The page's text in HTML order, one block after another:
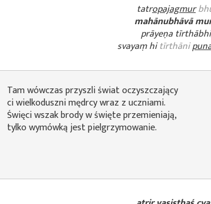
tatropajagmur
mahānubhāvā
prāyeṇa
svayaṃ hitīrthāni
Tam wówczas przyszli świat oczyszczający
ci wielkoduszni mędrcy wraz z uczniami.
Święci wszak brody w święte przemieniają,
tylko wymówką jest pielgrzymowanie.